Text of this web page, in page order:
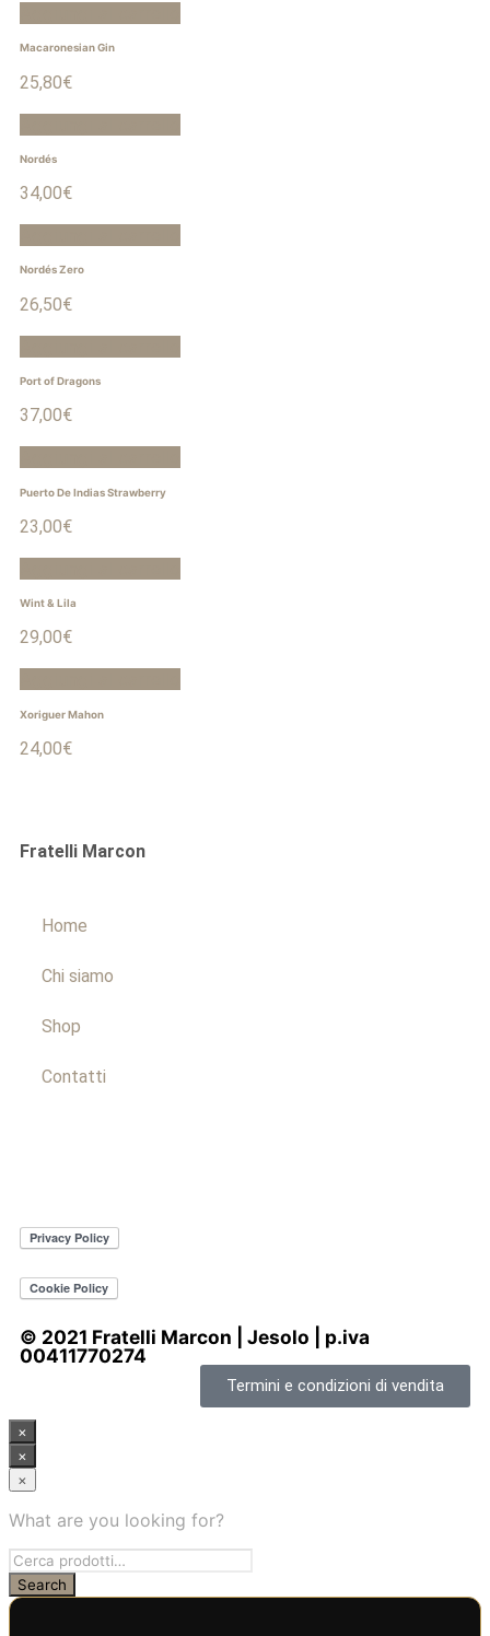
Macaronesian Gin
25,80€
Nordés
34,00€
Nordés Zero
26,50€
Port of Dragons
37,00€
Puerto De Indias Strawberry
23,00€
Wint & Lila
29,00€
Xoriguer Mahon
24,00€
Fratelli Marcon
Home
Chi siamo
Shop
Contatti
© 2021 Fratelli Marcon | Jesolo | p.iva
00411770274
Termini e condizioni di vendita
×
×
×
What are you looking for?